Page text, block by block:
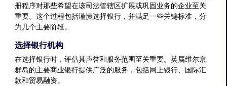
册程序对那些希望在该司法管辖区扩展或巩固业务的企业至关
重要。这个过程包括谨慎选择银行，并满足一些关键标准，分
为几个主要阶段。
选择银行机构
在选择银行时，评估其声誉和服务范围至关重要。英属维尔京
群岛的主要商业银行提供广泛的服务，包括网上银行、国际汇
款和贸易融资。